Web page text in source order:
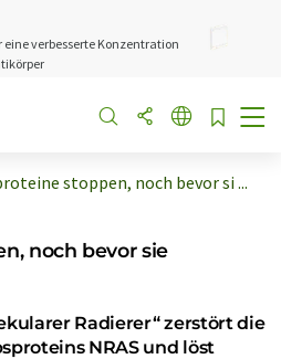
verbesserte Konzentration
stoppen, noch bevor si ...
noch bevor sie
Radierer“ zerstört die
NRAS und löst